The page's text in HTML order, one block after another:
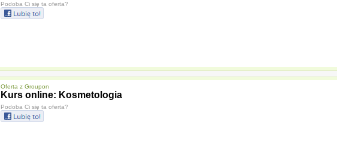
Podoba Ci się ta oferta?
Oferta z Groupon
Kurs online: Kosmetologia
Podoba Ci się ta oferta?